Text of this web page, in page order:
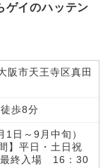
ゲイのハッテン
阪市天王寺区真田
歩8分
日～9月中旬）
】平日・土日祝
終入場 16：30